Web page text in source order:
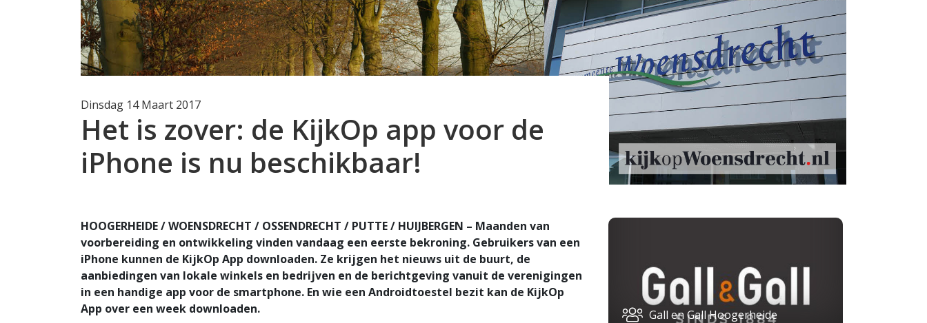
Dinsdag 14 Maart 2017
Het is zover: de KijkOp app voor de
iPhone is nu beschikbaar!
HOOGERHEIDE / WOENSDRECHT / OSSENDRECHT / PUTTE / HUIJBERGEN – Maanden van
voorbereiding en ontwikkeling vinden vandaag een eerste bekroning. Gebruikers van een
iPhone kunnen de KijkOp App downloaden. Ze krijgen het nieuws uit de buurt, de
aanbiedingen van lokale winkels en bedrijven en de berichtgeving vanuit de verenigingen
in een handige app voor de smartphone. En wie een Androidtoestel bezit kan de KijkOp
App over een week downloaden.
Gall en Gall Hoogerheide